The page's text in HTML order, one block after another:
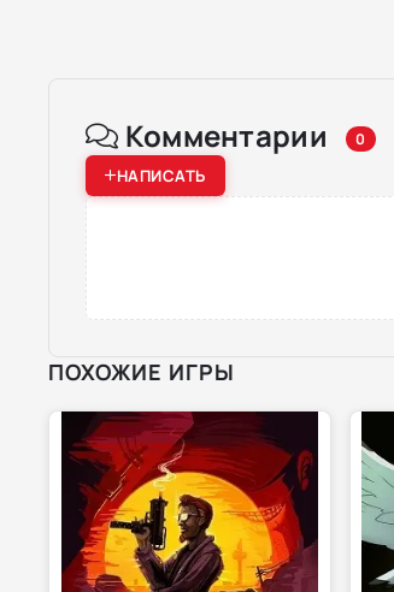
Комментарии 0
НАПИСАТЬ
ПОХОЖИЕ ИГРЫ